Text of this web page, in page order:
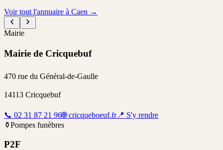
Voir tout l'annuaire à Caen →
Mairie
Mairie de Cricquebuf
470 rue du Général-de-Gaulle
14113 Cricquebuf
📞 02 31 87 21 96🌐 cricqueboeuf.fr📍 S'y rendre
⚱️Pompes funèbres
P2F